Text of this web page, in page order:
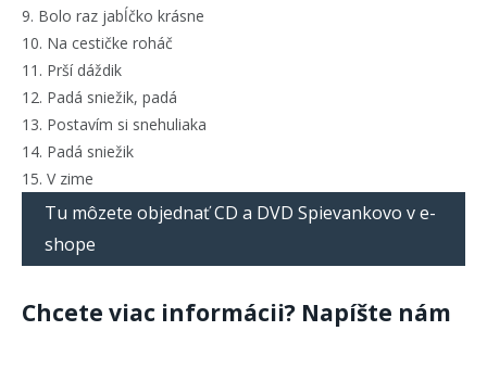
9. Bolo raz jabĺčko krásne
10. Na cestičke roháč
11. Prší dáždik
12. Padá sniežik, padá
13. Postavím si snehuliaka
14. Padá sniežik
15. V zime
Tu môzete objednať CD a DVD Spievankovo v e-
shope
Chcete viac informácii? Napíšte nám